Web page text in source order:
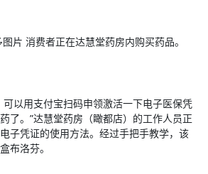
片 消费者正在达慧堂药房内购买药品。
可以用支付宝扫码申领激活一下电子医保凭
了。”达慧堂药房（瞰都店）的工作人员正
子凭证的使用方法。经过手把手教学，该
布洛芬。